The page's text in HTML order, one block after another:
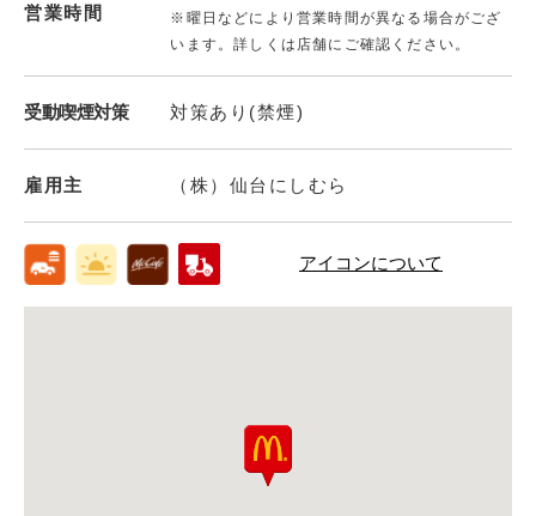
営業時間
※曜日などにより営業時間が異なる場合がござ
います。詳しくは店舗にご確認ください。
受動喫煙対策 対策あり(禁煙)
雇用主 （株）仙台にしむら
アイコンについて